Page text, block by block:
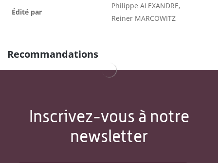
Édité par
Philippe ALEXANDRE,
Reiner MARCOWITZ
Recommandations
Inscrivez-vous à notre
newsletter